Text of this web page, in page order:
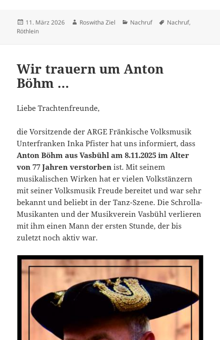
Veröffentlicht
am
11. März 2026 Autor
Roswitha Ziel Kategorien
Nachruf Schlagwörter
Nachruf,
Röthlein
Wir trauern um Anton
Böhm …
Liebe Trachtenfreunde,
die Vorsitzende der ARGE Fränkische Volksmusik
Unterfranken Inka Pfister hat uns informiert, dass
Anton Böhm aus Vasbühl am 8.11.2025 im Alter
von 77 Jahren verstorben ist. Mit seinem
musikalischen Wirken hat er vielen Volkstänzern
mit seiner Volksmusik Freude bereitet und war sehr
bekannt und beliebt in der Tanz-Szene. Die Schrolla-
Musikanten und der Musikverein Vasbühl verlieren
mit ihm einen Mann der ersten Stunde, der bis
zuletzt noch aktiv war.